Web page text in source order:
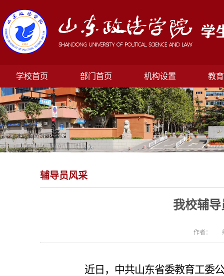
学校首页 部门首页 机构设置 教
辅导员风采
我校辅
作者：
近日，中共山东省委教育工委